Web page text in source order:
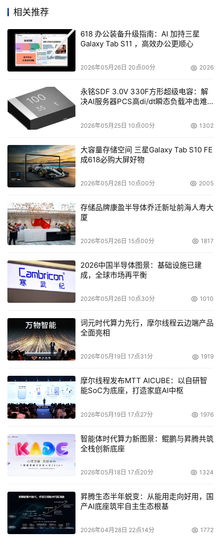
医过程的高效开展。同时要求存储实现不同模块、系统间的
数据互通共享,快速、准确的提供数据支持医院各项工作的
开展,并满足未来不断增长的数据存储需求。
医院就诊高峰期,淮安市第一人民医院的业务系统最高单日
需要承载上万人次并发就医全流程活动服务、上千人医疗影
像数据采集,既要满足大量就医人员并发访问、数据查询和
写入的需求,还要保证24小时不间断稳定运行。业务系统一
旦中断将会导致挂号、缴费、就诊、检查、报告查询等医院
业务无法正常开展,严重影响患者的就诊康复,所以淮安市第
高效、稳定运行作为重要目标。
两大存储助力淮安第一人民医院提升诊疗效率
结合不同业务数据特点及需求,淮安第一人民医院采用了浪
潮信息全闪存储HF5000、分布式存储AS13000分别升级了
HIS、PACS系统的业务数据存储平台,满足了医院就诊的结
构化数据与医疗影像的非结构化数据对高IO并发性能、业务
统。
浪潮信息存储产品
全闪存储HF5000通过NVMe架构,时延降低50%,搭配SSD
性能的需求,使HIS系统轻松应对医院就诊高峰时段的性能挑
战,为医院各科室间的沟通提供了方便,能够全面分析和控制
患者病情,提升诊疗的精准和高效。分布式存储AS13000系
列可以通过小文件聚合功能,减少写入、删除时的磁盘压力,
相关推荐
618 办公装备升级指南：AI 加持三星
Galaxy Tab S11 ，高效办公更顺心
2026年05月26日 20点00分 2026
永铭SDF 3.0V 330F方形超级电容：解
决AI服务器PCS高di/dt瞬态负载冲击难
2026年05月25日 10点00分 1302
大容量存储空间 三星Galaxy Tab S10 FE
成618必购大屏好物
2026年05月28日 10点00分 2005
存储品牌康盈半导体乔迁新址前海人寿大
厦
2026年05月26日 15点00分 1817
2026中国半导体图景：基础设施已建
成，全球市场再平衡
2026年05月26日 10点30分 1010
词元时代算力先行，摩尔线程云边端产品
全面亮相
2026年05月19日 17点31分 1919
摩尔线程发布MTT AICUBE：以自研智
能SoC为底座，打造家庭AI中枢
2026年05月19日 17点27分 1976
智能体时代算力新图景：鲲鹏与昇腾共筑
全栈创新底座
2026年05月18日 17点20分 1324
昇腾生态半年蜕变：从能用走向好用，国
产AI底座筑牢自主生态根基
2026年04月28日 22点14分 1772